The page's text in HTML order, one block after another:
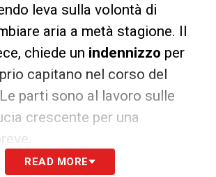
leva sulla volontà di
aria a metà stagione. Il
chiede un indennizzo per
capitano nel corso del
parti sono al lavoro sulle
crescente per una
READ MORE